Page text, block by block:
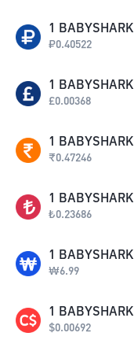
1 BABYSHARK
₽0.40522
1 BABYSHARK
£0.00368
1 BABYSHARK
₹0.47246
1 BABYSHARK
₺0.23686
1 BABYSHARK
₩6.99
1 BABYSHARK
$0.00692